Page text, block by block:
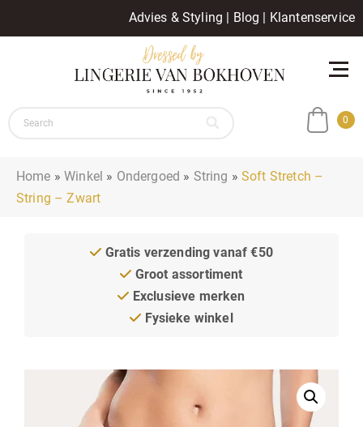
Advies & Styling | Blog | Klantenservice
0
Home »Winkel » Ondergoed » String » Soft Stretch –
String – Zwart
Gratis verzending vanaf €50
Groot assortiment
Exclusieve merken
Fysieke winkel